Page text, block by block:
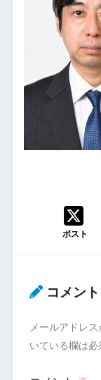
ポスト
コメン
メールアドレ
いている欄は必